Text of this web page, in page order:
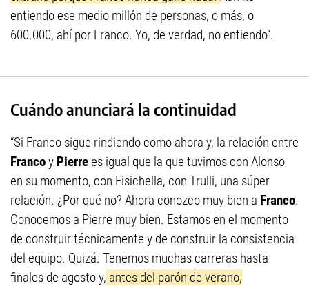
entiendo ese medio millón de personas, o más, o
600.000, ahí por Franco. Yo, de verdad, no entiendo”.
Cuándo anunciará la continuidad
“Si Franco sigue rindiendo como ahora y, la relación entre
Francoy Pierrees igual que la que tuvimos con Alonso
en su momento, con Fisichella, con Trulli, una súper
relación. ¿Por qué no? Ahora conozco muy bien a Franco.
Conocemos a Pierre muy bien. Estamos en el momento
de construir técnicamente y de construir la consistencia
del equipo. Quizá. Tenemos muchas carreras hasta
finales de agosto y, antes del parón de verano,